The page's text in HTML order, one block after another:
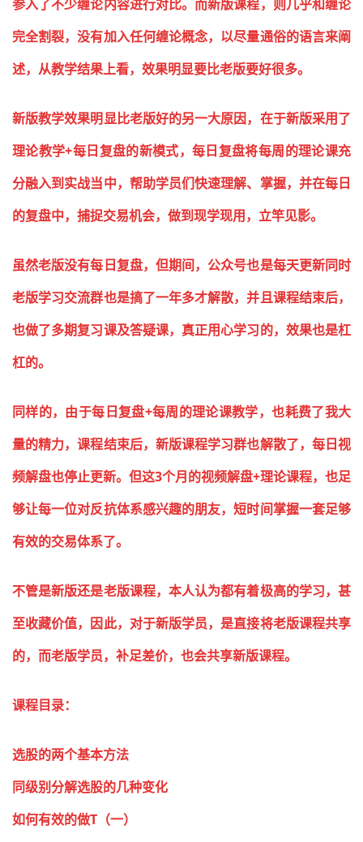
参入了不少缠论内容进行对比。而新版课程，则几乎和缠论
完全割裂，没有加入任何缠论概念，以尽量通俗的语言来阐
述，从教学结果上看，效果明显要比老版要好很多。
新版教学效果明显比老版好的另一大原因，在于新版采用了
理论教学+每日复盘的新模式，每日复盘将每周的理论课充
分融入到实战当中，帮助学员们快速理解、掌握，并在每日
的复盘中，捕捉交易机会，做到现学现用，立竿见影。
虽然老版没有每日复盘，但期间，公众号也是每天更新同时
老版学习交流群也是搞了一年多才解散，并且课程结束后，
也做了多期复习课及答疑课，真正用心学习的，效果也是杠
杠的。
同样的，由于每日复盘+每周的理论课教学，也耗费了我大
量的精力，课程结束后，新版课程学习群也解散了，每日视
频解盘也停止更新。但这3个月的视频解盘+理论课程，也足
够让每一位对反抗体系感兴趣的朋友，短时间掌握一套足够
有效的交易体系了。
不管是新版还是老版课程，本人认为都有着极高的学习，甚
至收藏价值，因此，对于新版学员，是直接将老版课程共享
的，而老版学员，补足差价，也会共享新版课程。
课程目录：
选股的两个基本方法
同级别分解选股的几种变化
如何有效的做T（一）